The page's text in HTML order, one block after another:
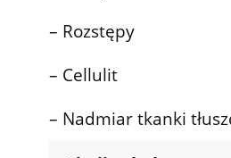
– Rozstępy
– Cellulit
– Nadmiar tkanki